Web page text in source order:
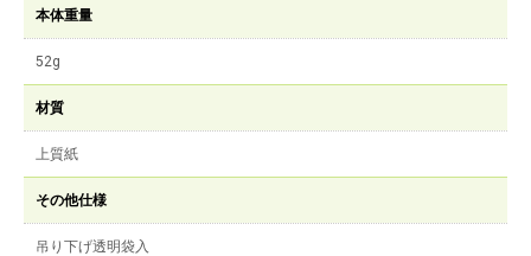
本体重量
52g
材質
上質紙
その他仕様
吊り下げ透明袋入